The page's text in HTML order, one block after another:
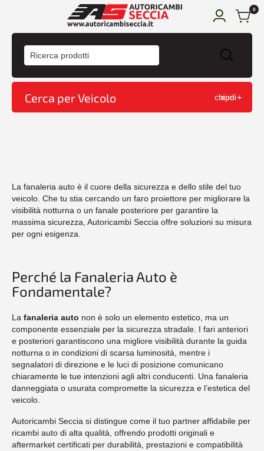
0
Cerca per Veicolo apri +
chiudi -
HOME
CONDIZIONI DI VENDITA
La fanaleria auto è il cuore della sicurezza e dello stile del tuo
veicolo. Che tu stia cercando un faro proiettore per migliorare la
visibilità notturna o un fanale posteriore per garantire la
massima sicurezza, Autoricambi Seccia offre soluzioni su misura
per ogni esigenza.
Perché la Fanaleria Auto è
Fondamentale?
La fanaleria auto non è solo un elemento estetico, ma un
componente essenziale per la sicurezza stradale. I fari anteriori
e posteriori garantiscono una migliore visibilità durante la guida
notturna o in condizioni di scarsa luminosità, mentre i
segnalatori di direzione e le luci di posizione comunicano
chiaramente le tue intenzioni agli altri conducenti. Una fanaleria
danneggiata o usurata compromette la sicurezza e l’estetica del
veicolo.
Autoricambi Seccia si distingue come il tuo partner affidabile per
ricambi auto di alta qualità, offrendo prodotti originali e
aftermarket certificati per durabilità, prestazioni e compatibilità